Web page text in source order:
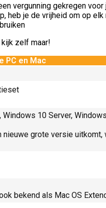
vergunning gekregen voor
heb je de vrijheid om op
zelf maar!
PC en Mac
10 Server,
grote versie uitkomt,
bekend als Mac OS